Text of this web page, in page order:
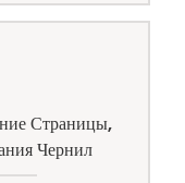
Страницы,
Чернил